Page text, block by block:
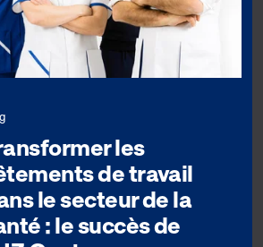
les
de travail
le secteur de la
: le succès de